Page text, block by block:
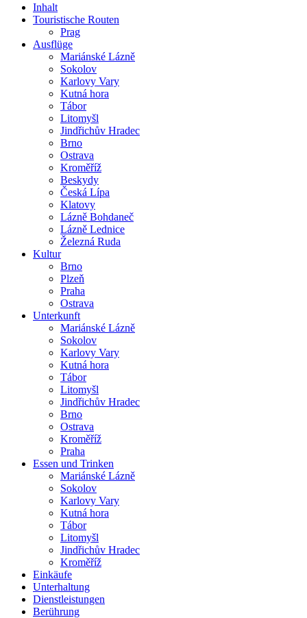
Inhalt
Touristische Routen
Prag
Ausflüge
Mariánské Lázně
Sokolov
Karlovy Vary
Kutná hora
Tábor
Litomyšl
Jindřichův Hradec
Brno
Ostrava
Kroměříž
Beskydy
Česká Lípa
Klatovy
Lázně Bohdaneč
Lázně Lednice
Železná Ruda
Kultur
Brno
Plzeň
Praha
Ostrava
Unterkunft
Mariánské Lázně
Sokolov
Karlovy Vary
Kutná hora
Tábor
Litomyšl
Jindřichův Hradec
Brno
Ostrava
Kroměříž
Praha
Essen und Trinken
Mariánské Lázně
Sokolov
Karlovy Vary
Kutná hora
Tábor
Litomyšl
Jindřichův Hradec
Kroměříž
Einkäufe
Unterhaltung
Dienstleistungen
Berührung